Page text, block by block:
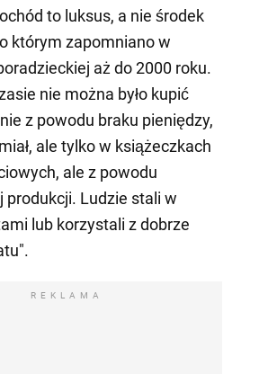
to luksus, a nie środek
którym zapomniano w
aż do 2000 roku.
nie można było kupić
z powodu braku pieniędzy,
ale tylko w książeczkach
ale z powodu
produkcji. Ludzie stali w
lub korzystali z dobrze
REKLAMA